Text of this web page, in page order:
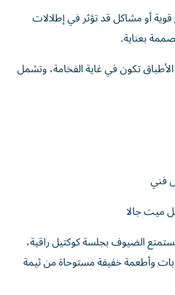
أو مشاكل قد تؤثر في إطلالات
بعناية.
تكون في غاية الفخامة، وتشمل
فني
ميت جالا
الضيوف بجلسة كوكتيل راقية،
وأطعمة خفيفة مستوحاة من ثيمة